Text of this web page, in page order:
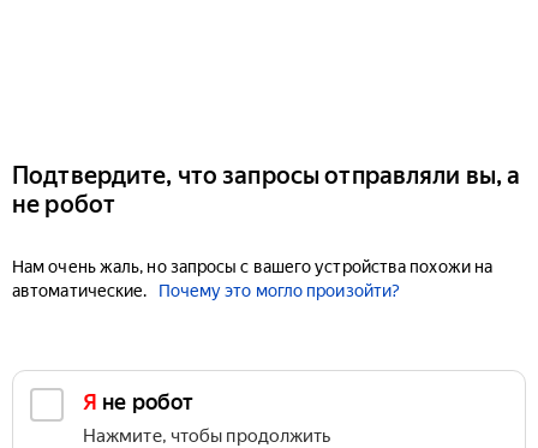
Подтвердите, что запросы отправляли вы, а
не робот
Нам очень жаль, но запросы с вашего устройства похожи на
автоматические.
Почему это могло произойти?
Я не робот
Нажмите, чтобы продолжить